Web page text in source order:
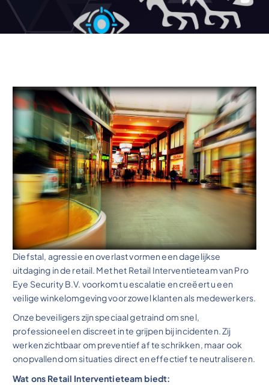
Diefstal, agressie en overlast vormen een dagelijkse
uitdaging in de retail. Met het Retail Interventieteam van Pro
Eye Security B.V. voorkomt u escalatie en creëert u een
veilige winkelomgeving voor zowel klanten als medewerkers.
Onze beveiligers zijn speciaal getraind om snel,
professioneel en discreet in te grijpen bij incidenten. Zij
werken zichtbaar om preventief af te schrikken, maar ook
onopvallend om situaties direct en effectief te neutraliseren.
Wat ons Retail Interventieteam biedt: